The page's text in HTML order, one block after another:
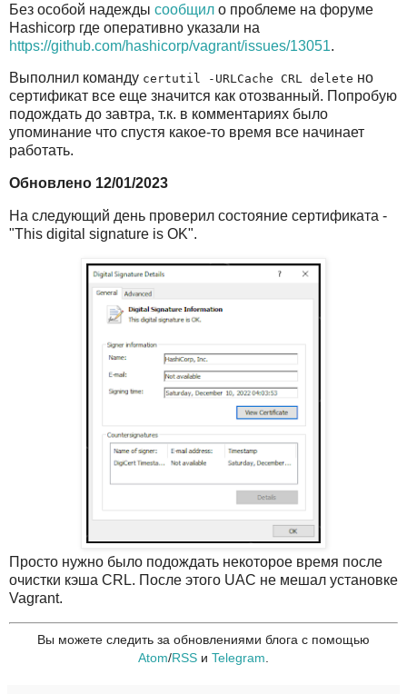
Без особой надежды сообщил о проблеме на форуме
Hashicorp где оперативно указали на
https://github.com/hashicorp/vagrant/issues/13051.
Выполнил команду certutil -URLCache CRL delete но
сертификат все еще значится как отозванный. Попробую
подождать до завтра, т.к. в комментариях было
упоминание что спустя какое-то время все начинает
работать.
Обновлено 12/01/2023
На следующий день проверил состояние сертификата -
"This digital signature is OK".
Просто нужно было подождать некоторое время после
очистки кэша CRL. После этого UAC не мешал установке
Vagrant.
Вы можете следить за обновлениями блога с помощью
Atom/RSS и Telegram